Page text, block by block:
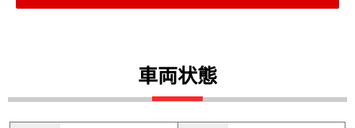
車両状態